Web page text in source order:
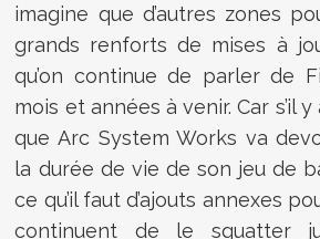
imagine que d’autres zones
grands renforts de mises à
qu’on continue de parler de
mois et années à venir. Car s’il
que Arc System Works va
la durée de vie de son jeu de
ce qu’il faut d’ajouts annexes
continuent de le squatter